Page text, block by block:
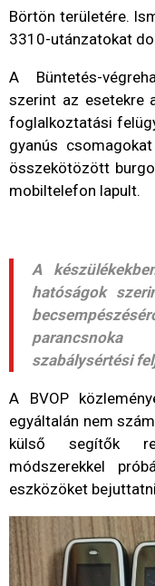
Börtön területére.
3310-utánzatokat
A Büntetés-
szerint az esetekre
foglalkoztatási
gyanús
összekötözött
mobiltelefon lapult.
A
hatóságok
szabálysértési
A BVOP
egyáltalán nem
külső segítők
módszerekkel
eszközöket